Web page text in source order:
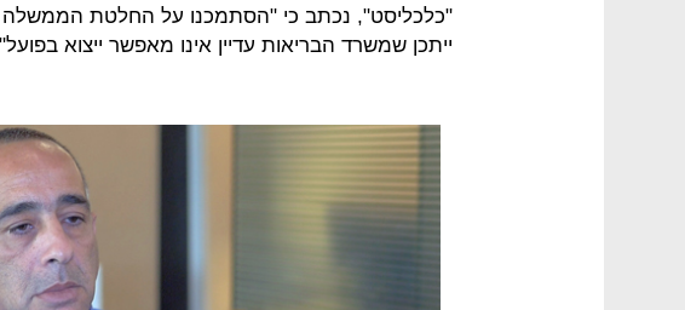
"כלכליסט", נכתב כי "הסתמכנו על החלטת הממשלה
ייתכן שמשרד הבריאות עדיין אינו מאפשר ייצוא